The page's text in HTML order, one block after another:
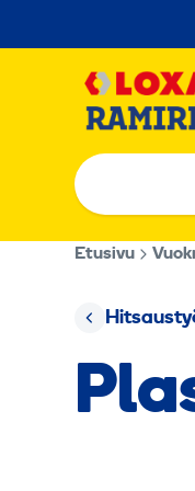
sisältöön
Etusivu